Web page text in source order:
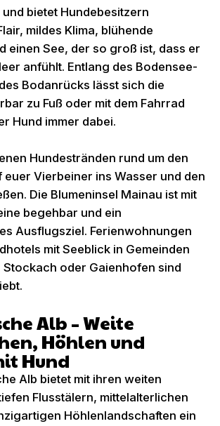
bietet Hundebesitzern
mildes Klima, blühende
einen See, der so groß ist, dass er
anfühlt. Entlang des Bodensee-
Bodanrücks lässt sich die
zu Fuß oder mit dem Fahrrad
Hund immer dabei.
Hundestränden rund um den
euer Vierbeiner ins Wasser und den
Die Blumeninsel Mainau ist mit
begehbar und ein
Ausflugsziel. Ferienwohnungen
mit Seeblick in Gemeinden
oder Gaienhofen sind
Alb – Weite
Höhlen und
Hund
Alb bietet mit ihren weiten
Flusstälern, mittelalterlichen
Höhlenlandschaften ein